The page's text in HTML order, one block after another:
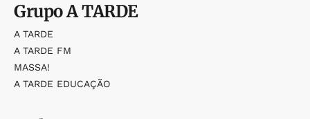
GrupoA TARDE
A TARDE
A TARDE FM
MASSA!
A TARDE EDUCAÇÃO